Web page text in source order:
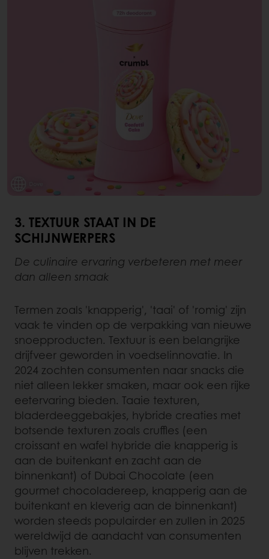
3. TEXTUUR STAAT IN DE
SCHIJNWERPERS
De culinaire ervaring verbeteren met meer
dan alleen smaak
Termen zoals 'knapperig', 'taai' of 'romig' zijn
vaak te vinden op de verpakking van nieuwe
snoepproducten. Textuur is een belangrijke
drijfveer geworden in voedselinnovatie. In
2024 zochten consumenten naar snacks die
niet alleen lekker smaken, maar ook een rijke
eetervaring bieden. Taaie texturen,
bladerdeeggebakjes, hybride creaties met
botsende texturen zoals cruffles (een
croissant en wafel hybride die knapperig is
aan de buitenkant en zacht aan de
binnenkant) of Dubai Chocolate (een
gourmet chocoladereep, knapperig aan de
buitenkant en kleverig aan de binnenkant)
worden steeds populairder en zullen in 2025
wereldwijd de aandacht van consumenten
blijven trekken.